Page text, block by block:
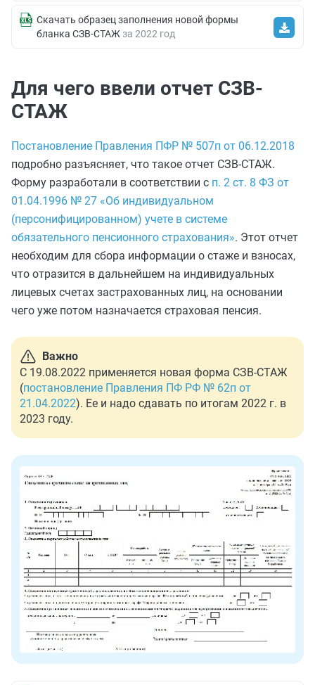
Скачать образец заполнения новой формы
бланка СЗВ-СТАЖ за 2022 год
Для чего ввели отчет СЗВ-
СТАЖ
Постановление Правления ПФР № 507п от 06.12.2018
подробно разъясняет, что такое отчет СЗВ-СТАЖ.
Форму разработали в соответствии с п. 2 ст. 8 ФЗ от
01.04.1996 № 27 «Об индивидуальном
(персонифицированном) учете в системе
обязательного пенсионного страхования». Этот отчет
необходим для сбора информации о стаже и взносах,
что отразится в дальнейшем на индивидуальных
лицевых счетах застрахованных лиц, на основании
чего уже потом назначается страховая пенсия.
Важно
С 19.08.2022 применяется новая форма СЗВ-СТАЖ
(постановление Правления ПФ РФ № 62п от
21.04.2022). Ее и надо сдавать по итогам 2022 г. в
2023 году.